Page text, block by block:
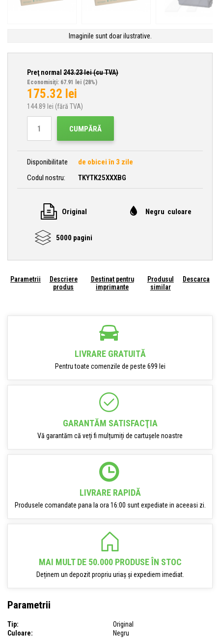
Imaginile sunt doar ilustrative.
Preţ normal 243.23lei (cu TVA)
Economisiţi: 67.91 lei (28%)
175.32 lei
144.89 lei (fără TVA)
CUMPĂRĂ
Disponibilitate
de obicei în 3 zile
Codul nostru:
TKYTK25XXXBG
Original Negru culoare
5000 pagini
Parametrii
Descriere
produs
Destinat pentru
imprimante
Produsul
similar
Descarca
LIVRARE GRATUITĂ
Pentru toate comenzile de peste 699 lei
GARANTĂM SATISFACŢIA
Vă garantăm că veți fi mulțumiți de cartușele noastre
LIVRARE RAPIDĂ
Produsele comandate pana la ora 16:00 sunt expediate in aceeasi zi.
MAI MULT DE 50.000 PRODUSE ÎN STOC
Deținem un depozit propriu uriaș și expediem imediat.
Parametrii
Tip:
Original
Culoare:
Negru